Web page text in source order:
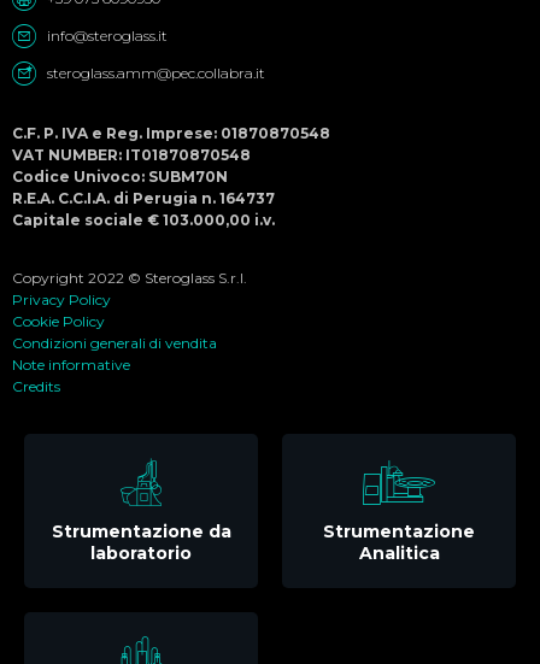
info@steroglass.it
steroglass.amm@pec.collabra.it
C.F. P. IVA e Reg. Imprese: 01870870548
VAT NUMBER: IT01870870548
Codice Univoco: SUBM70N
R.E.A. C.C.I.A. di Perugia n. 164737
Capitale sociale € 103.000,00 i.v.
Copyright 2022 © Steroglass S.r.l.
Privacy Policy
Cookie Policy
Condizioni generali di vendita
Note informative
Credits
Strumentazione da
laboratorio
Strumentazione
Analitica